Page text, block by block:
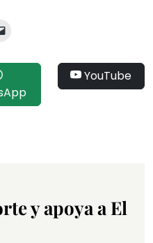
YouTube
y apoya a El